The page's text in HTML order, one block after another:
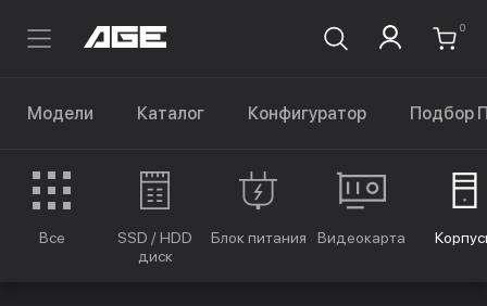
0
Модели Каталог Конфигуратор Подбор
Все
SSD / HDD
диск
Блок питания Видеокарта